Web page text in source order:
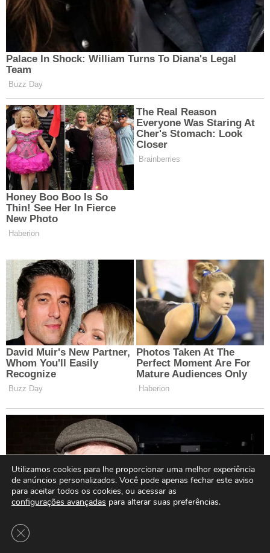
Utilizamos cookies para lhe proporcionar uma melhor experiência
de anúncios personalizados. Você pode apenas fechar este aviso
para aceitar todos os cookies, ou acessar as
configurações avançadas para alterar suas preferências.
Close GDPR Cookie Banner